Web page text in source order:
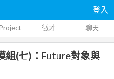
登入
徵才 聊天
組(七)：Future對象與